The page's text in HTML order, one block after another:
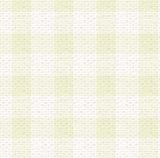
a.既に登録されている会
録する場合
b.本サービスと同様のサ
業に従事していると思
場合
c.その他当社が不適切と
2.当社は、会員登録希望
した 場合、会員登録希
による承認後の場合であ